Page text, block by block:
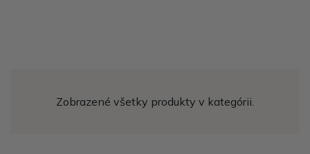
Zobrazené všetky produkty v kategórii.